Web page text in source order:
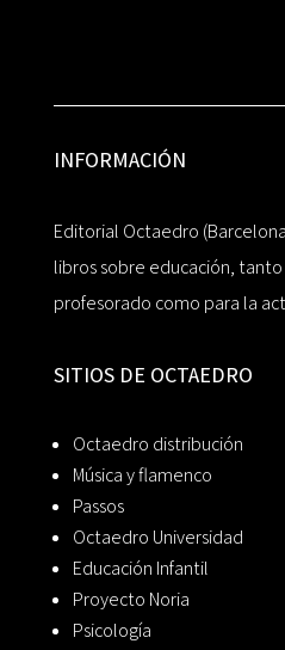
INFORMACIÓN
Editorial Octaedro
libros sobre educación,
profesorado como para la
SITIOS DE OCTAEDRO
Octaedro distribución
Música y flamenco
Passos
Octaedro Universidad
Educación Infantil
Proyecto Noria
Psicología